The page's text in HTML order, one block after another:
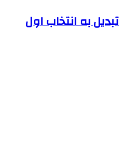
به انتخاب اول